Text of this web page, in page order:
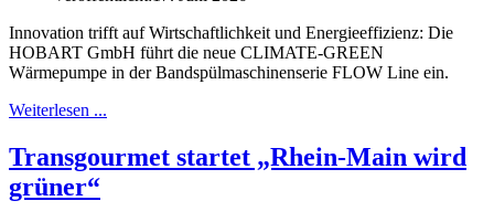
Innovation trifft auf Wirtschaftlichkeit und Energieeffizienz: Die
HOBART GmbH führt die neue CLIMATE-GREEN
Wärmepumpe in der Bandspülmaschinenserie FLOW Line ein.
Weiterlesen ...
Transgourmet startet „Rhein-Main wird
grüner“